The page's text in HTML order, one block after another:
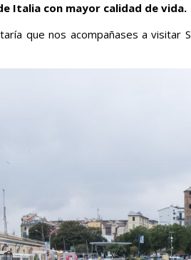
Italia con mayor calidad de vida.
que nos acompañases a visitar